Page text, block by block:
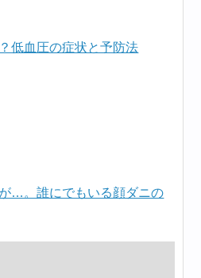
低血圧の症状と予防法
…。誰にでもいる顔ダニの